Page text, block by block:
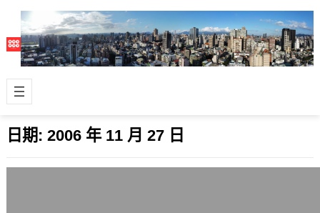
日期: 2006 年 11 月 27 日